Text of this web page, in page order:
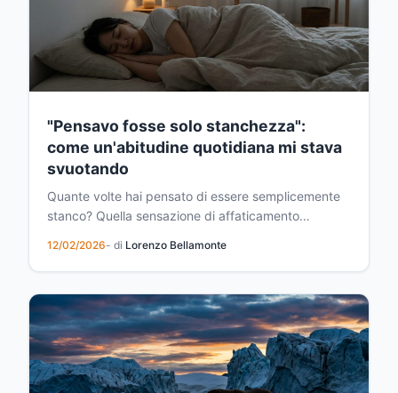
"Pensavo fosse solo stanchezza":
come un'abitudine quotidiana mi stava
svuotando
Quante volte hai pensato di essere semplicemente
stanco? Quella sensazione di affaticamento
quella mancanza di energia che sembra non avere
una causa apparente. Per molti di noi, la risposta è
semplice: colpa dello stress, del lavoro, della
mancanza...
12/02/2026- di Lorenzo Bellamonte